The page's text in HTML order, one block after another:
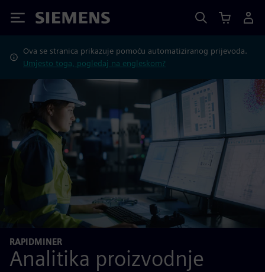
Siemens
Ova se stranica prikazuje pomoću automatiziranog prijevoda.
Umjesto toga, pogledaj na engleskom?
RAPIDMINER
Analitika proizvodnje